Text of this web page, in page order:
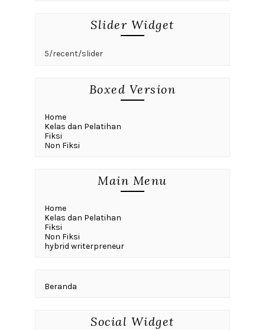
Slider Widget
5/recent/slider
Boxed Version
Home
Kelas dan Pelatihan
Fiksi
Non Fiksi
Main Menu
Home
Kelas dan Pelatihan
Fiksi
Non Fiksi
hybrid writerpreneur
Beranda
Social Widget